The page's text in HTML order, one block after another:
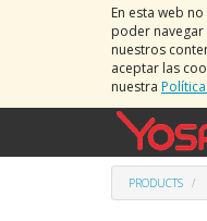
En esta web
poder
nuestros
aceptar las
nuestra
PRODUCTS